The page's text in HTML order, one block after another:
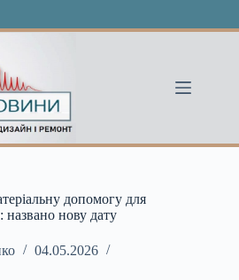
допомогу для
названо нову дату
04.05.2026